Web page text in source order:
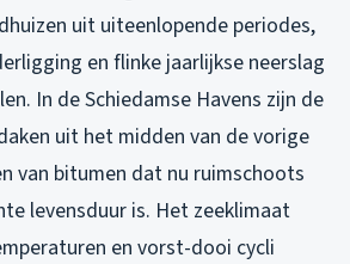
uit uiteenlopende periodes,
en flinke jaarlijkse neerslag
In de Schiedamse Havens zijn de
uit het midden van de vorige
van bitumen dat nu ruimschoots
levensduur is. Het zeeklimaat
en vorst-dooi cycli